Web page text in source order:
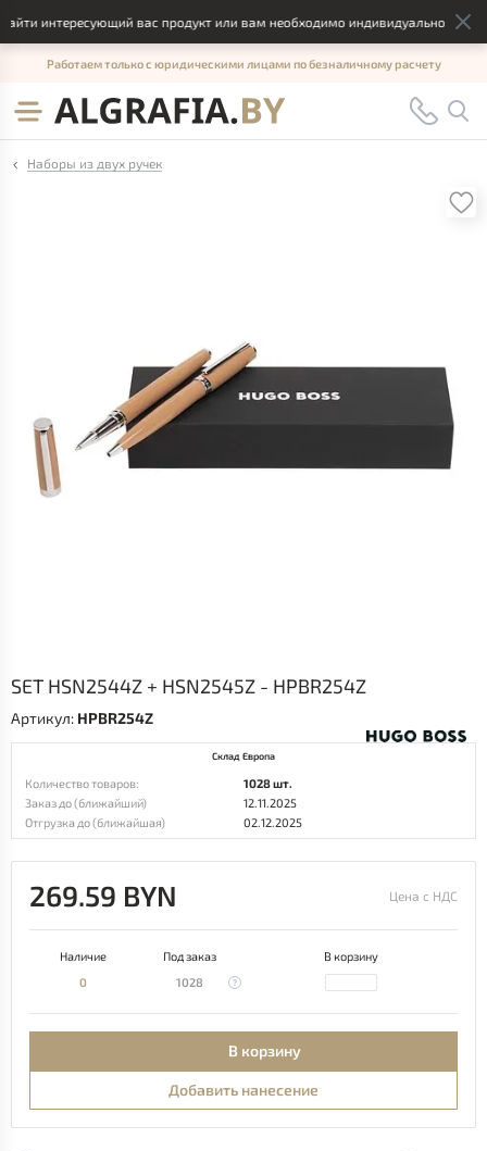
интересующий вас продукт или вам необходимо индивидуальное
Работаем только с юридическими лицами по безналичному расчету
Наборы из двух ручек
SET HSN2544Z + HSN2545Z - HPBR254Z
Артикул: HPBR254Z
Склад Европа
Количество товаров:
1028 шт.
Заказ до (ближайший)
12.11.2025
Отгрузка до (ближайшая)
02.12.2025
269.59 BYN Цена с НДС
Наличие Под заказ
В корзину
0
1028
В корзину
Добавить нанесение